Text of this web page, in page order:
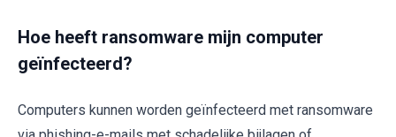
Hoe heeft ransomware mijn computer
geïnfecteerd?
Computers kunnen worden geïnfecteerd met ransomware